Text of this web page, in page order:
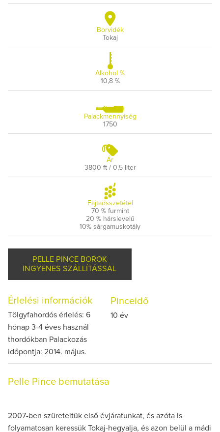
Borvidék
Tokaj
Alkohol %
10,8 %
Palackmennyiség
1750
Ár
3800 ft / 0,5 liter
Fajtaösszetétel
70 % furmint
20 % hárslevelű
10% sárgamuskotály
PELLE PINCE BOROK
INGYENES SZÁLLÍTÁSSAL
Érlelési információk
Tölgyfahordós érlelés: 6
hónap 3-4 éves használ
thordókban Palackozás
időpontja: 2014. május.
Pinceidő
10 év
Pelle Pince bemutatása
2007-ben szüreteltük első évjáratunkat, és azóta is
folyamatosan keressük Tokaj-hegyalja, és azon belül a mádi